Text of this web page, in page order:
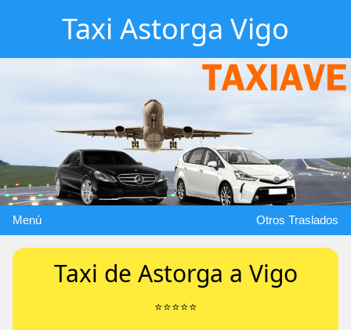
Taxi Astorga Vigo
Menú Otros Traslados
Taxi de Astorga a Vigo
⭐️⭐️⭐️⭐️⭐️